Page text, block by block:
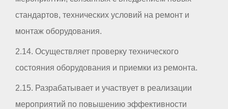
стандартов, технических условий на ремонт и
монтаж оборудования.
2.14. Осуществляет проверку технического
состояния оборудования и приемки из ремонта.
2.15. Разрабатывает и участвует в реализации
мероприятий по повышению эффективности